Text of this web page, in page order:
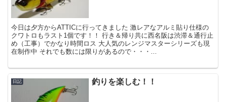
今日は夕方からATTICに行ってきました 激レアなアルミ貼り仕様の
クワトロもラスト1個です！！ 行き＆帰り共に西名阪は渋滞＆通行止
め（工事）でかなり時間ロス 大人気のレンジマスターシリーズも現
在制作中 それでも数には限りがあるので・・・...
日記 釣りを楽しむ！！